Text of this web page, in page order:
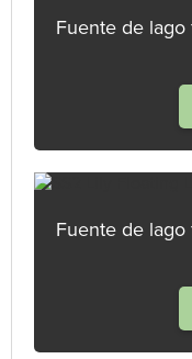
Fuente de
Fuente de